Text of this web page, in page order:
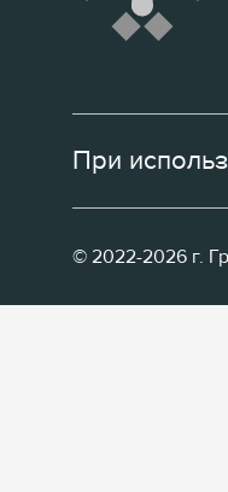
При
© 2022-2026 г.